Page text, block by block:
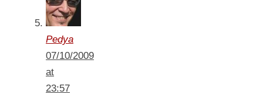
Pedya
07/10/2009
at
23:57